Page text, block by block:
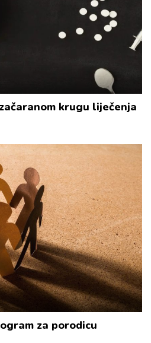
krugu liječenja
za porodicu